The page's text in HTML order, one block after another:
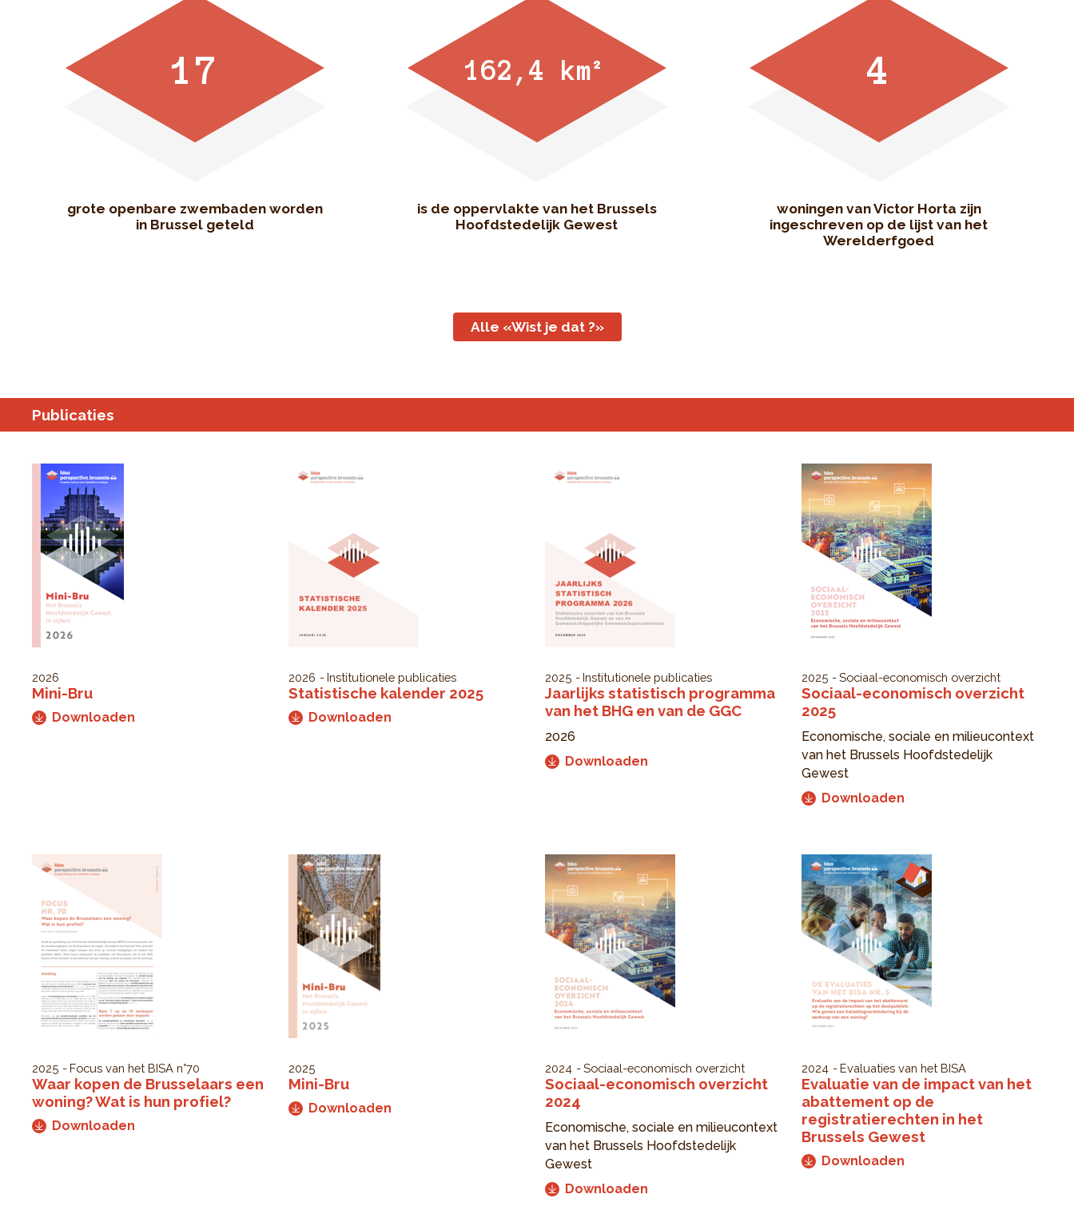
17
grote openbare zwembaden worden
in Brussel geteld
162,4 km²
is de oppervlakte van het Brussels
Hoofdstedelijk Gewest
4
woningen van Victor Horta zijn
ingeschreven op de lijst van het
Werelderfgoed
Alle «Wist je dat ?»
Publicaties
2026
Mini-Bru
Downloaden
2026 Institutionele publicaties
Statistische kalender 2025
Downloaden
2025 Institutionele publicaties
Jaarlijks statistisch programma
van het BHG en van de GGC
2026
Downloaden
2025 Sociaal-economisch overzicht
Sociaal-economisch overzicht
2025
Economische, sociale en milieucontext
van het Brussels Hoofdstedelijk
Gewest
Downloaden
2025 Focus van het BISA n°70
Waar kopen de Brusselaars een
woning? Wat is hun profiel?
Downloaden
2025
Mini-Bru
Downloaden
2024 Sociaal-economisch overzicht
Sociaal-economisch overzicht
2024
Economische, sociale en milieucontext
van het Brussels Hoofdstedelijk
Gewest
Downloaden
2024 Evaluaties van het BISA
Evaluatie van de impact van het
abattement op de
registratierechten in het
Brussels Gewest
Downloaden